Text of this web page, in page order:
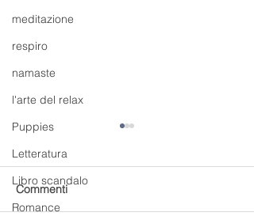
meditazione
respiro
namaste
l'arte del relax
Puppies
Letteratura
Libro scandalo
Romance
Commenti